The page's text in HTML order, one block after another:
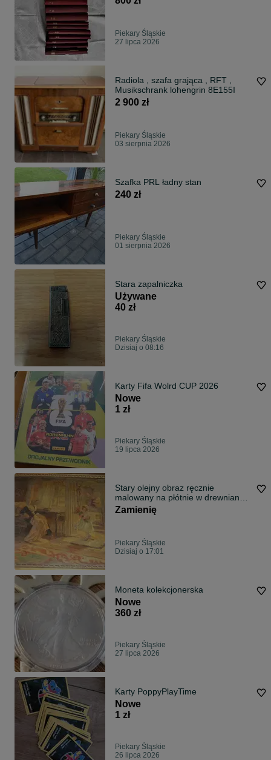
Piekary Śląskie
27 lipca 2026
Radiola , szafa grająca , RFT ,
Musikschrank lohengrin 8E155I
2 900 zł
Piekary Śląskie
03 sierpnia 2026
Szafka PRL ładny stan
240 zł
Piekary Śląskie
01 sierpnia 2026
Stara zapalniczka
Używane
40 zł
Piekary Śląskie
Dzisiaj o 08:16
Karty Fifa Wolrd CUP 2026
Nowe
1 zł
Piekary Śląskie
19 lipca 2026
Stary olejny obraz ręcznie
malowany na płótnie w drewnianej
ramie
Zamienię
Piekary Śląskie
Dzisiaj o 17:01
Moneta kolekcjonerska
Nowe
360 zł
Piekary Śląskie
27 lipca 2026
Karty PoppyPlayTime
Nowe
1 zł
Piekary Śląskie
26 lipca 2026